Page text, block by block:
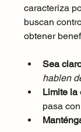
caracteriza
buscan
obtener
Sea
hablen
Limite la
pasa